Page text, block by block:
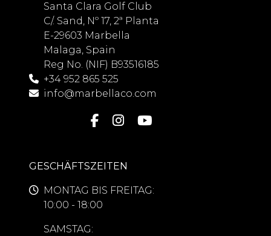
Santa Clara Golf Club
C/. Sand, Nº 17, 2ª Planta
E-29603 Marbella
Malaga, Spain
Reg No. (NIF) B93516185
+34 952 865 525
info@marbellaco.com
GESCHÄFTSZEITEN
MONTAG BIS FREITAG:
10:00 - 18:00
SAMSTAG: